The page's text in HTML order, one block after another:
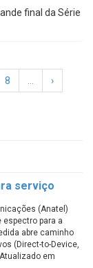
final da Série
8 ›
serviço
(Anatel)
espectro para a
abre caminho
(Direct-to-Device,
em